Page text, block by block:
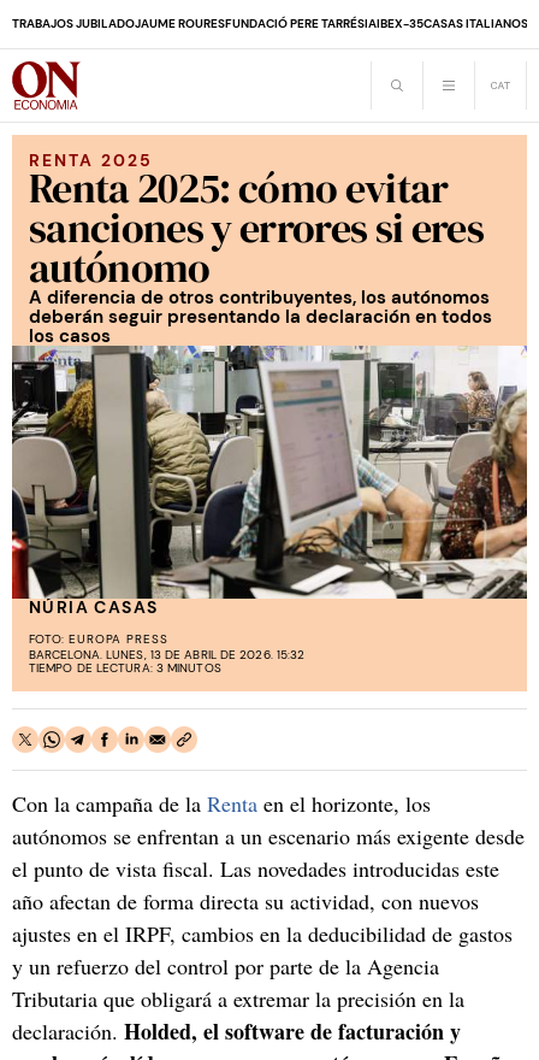
TRABAJOS JUBILADOJAUME ROURESFUNDACIÓ PERE TARRÉSIAIBEX-35CASAS ITALIANOS
RENTA 2025
Renta 2025: cómo evitar
sanciones y errores si eres
autónomo
A diferencia de otros contribuyentes, los autónomos
deberán seguir presentando la declaración en todos
los casos
NÚRIA CASAS
FOTO: EUROPA PRESS
BARCELONA. LUNES, 13 DE ABRIL DE 2026. 15:32
TIEMPO DE LECTURA: 3 MINUTOS
Con la campaña de la Renta en el horizonte, los
autónomos se enfrentan a un escenario más exigente desde
el punto de vista fiscal. Las novedades introducidas este
año afectan de forma directa su actividad, con nuevos
ajustes en el IRPF, cambios en la deducibilidad de gastos
y un refuerzo del control por parte de la Agencia
Tributaria que obligará a extremar la precisión en la
declaración. Holded, el software de facturación y